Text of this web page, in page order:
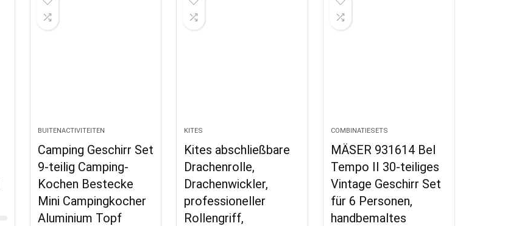
BUITENACTIVITEITEN
Camping Geschirr Set
9-teilig Camping-
Kochen Bestecke
Mini Campingkocher
Aluminium Topf
KITES
Kites abschließbare
Drachenrolle,
Drachenwickler,
professioneller
Rollengriff,
COMBINATIESETS
MÄSER 931614 Bel
Tempo II 30-teiliges
Vintage Geschirr Set
für 6 Personen,
handbemaltes